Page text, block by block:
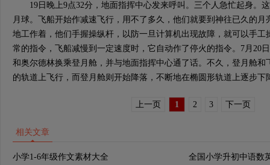
19日晚上9点32分，地面指挥中心发来呼叫。三个人急忙起身。
月球。飞船开始作减速飞行，用不了多久，他们就要到神往已久的月
地工作着，他们手握操纵杆，以防一旦计算机出现故障，就可以手工
常的指令，飞船减慢到一定速度时，它自动作了停火的指令。7月20
和奥尔德林换乘登月舱，并与地面指挥中心通了话。不久，登月舱和
的轨道上飞行，而登月舱则开始降落，不断地在椭圆形轨道上逐步下
上一页 1 2 3 下一页
相关文章
小学1-6年级作文素材大全
全国小学升初中语数